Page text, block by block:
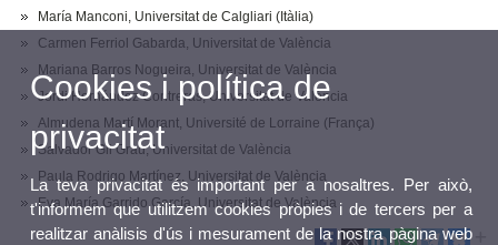
María Manconi, Universitat de Calgliari (Itàlia)
Carmen Ferriol Gabarda, Universitat de València
Mariana Barros Nogueira, Universitat de València
Jordi Hernández Contreras, Universitat de València
Almudena Martí Morant, Université de Lorraine (França)
Salvador Gil Grau, Universitat de València
Paula Rodrigo Martínez, Universitat de València
Eva María Garrido García, Universitat de València
Cookies i política de
privacitat
La teva privacitat és important per a nosaltres. Per això,
t'informem que utilitzem cookies pròpies i de tercers per a
realitzar anàlisis d'ús i mesurament de la nostra pàgina web